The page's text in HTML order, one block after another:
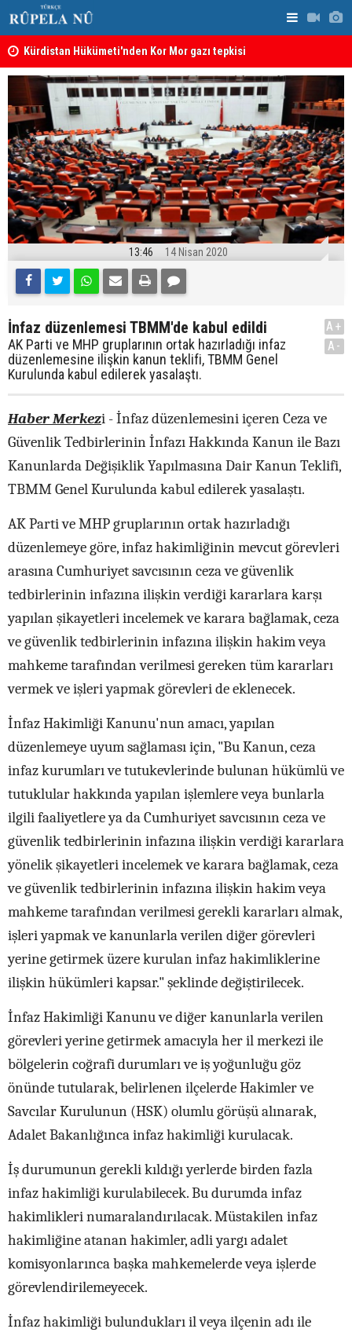
Kürdistan Hükümeti'nden Kor Mor gazı tepkisi
13:46 14 Nisan 2020
İnfaz düzenlemesi TBMM'de kabul edildi
AK Parti ve MHP gruplarının ortak hazırladığı infaz
düzenlemesine ilişkin kanun teklifi, TBMM Genel
Kurulunda kabul edilerek yasalaştı.
A+
A-
Haber Merkezi - İnfaz düzenlemesini içeren Ceza ve
Güvenlik Tedbirlerinin İnfazı Hakkında Kanun ile Bazı
Kanunlarda Değişiklik Yapılmasına Dair Kanun Teklifi,
TBMM Genel Kurulunda kabul edilerek yasalaştı.
AK Parti ve MHP gruplarının ortak hazırladığı
düzenlemeye göre, infaz hakimliğinin mevcut görevleri
arasına Cumhuriyet savcısının ceza ve güvenlik
tedbirlerinin infazına ilişkin verdiği kararlara karşı
yapılan şikayetleri incelemek ve karara bağlamak, ceza
ve güvenlik tedbirlerinin infazına ilişkin hakim veya
mahkeme tarafından verilmesi gereken tüm kararları
vermek ve işleri yapmak görevleri de eklenecek.
İnfaz Hakimliği Kanunu'nun amacı, yapılan
düzenlemeye uyum sağlaması için, "Bu Kanun, ceza
infaz kurumları ve tutukevlerinde bulunan hükümlü ve
tutuklular hakkında yapılan işlemlere veya bunlarla
ilgili faaliyetlere ya da Cumhuriyet savcısının ceza ve
güvenlik tedbirlerinin infazına ilişkin verdiği kararlara
yönelik şikayetleri incelemek ve karara bağlamak, ceza
ve güvenlik tedbirlerinin infazına ilişkin hakim veya
mahkeme tarafından verilmesi gerekli kararları almak,
işleri yapmak ve kanunlarla verilen diğer görevleri
yerine getirmek üzere kurulan infaz hakimliklerine
ilişkin hükümleri kapsar." şeklinde değiştirilecek.
İnfaz Hakimliği Kanunu ve diğer kanunlarla verilen
görevleri yerine getirmek amacıyla her il merkezi ile
bölgelerin coğrafi durumları ve iş yoğunluğu göz
önünde tutularak, belirlenen ilçelerde Hakimler ve
Savcılar Kurulunun (HSK) olumlu görüşü alınarak,
Adalet Bakanlığınca infaz hakimliği kurulacak.
İş durumunun gerekli kıldığı yerlerde birden fazla
infaz hakimliği kurulabilecek. Bu durumda infaz
hakimlikleri numaralandırılacak. Müstakilen infaz
hakimliğine atanan hakimler, adli yargı adalet
komisyonlarınca başka mahkemelerde veya işlerde
görevlendirilemeyecek.
İnfaz hakimliği bulundukları il veya ilçenin adı ile